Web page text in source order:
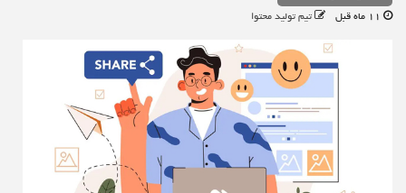
تیم تولید محتوا